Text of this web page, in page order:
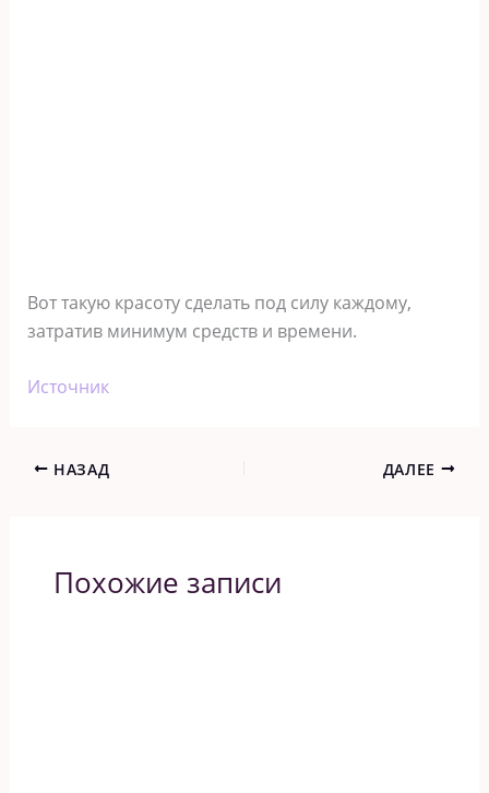
Вот такую красоту сделать под силу каждому,
затратив минимум средств и времени.
Источник
НАЗАД ДАЛЕЕ
Похожие записи